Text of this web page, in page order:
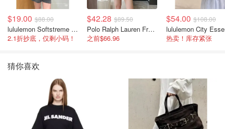
$19.00 $88.00
lululemon Softstreme 女士高腰短裤 10cm
2.1折抄底，仅剩小码！
$42.28 $89.50
Polo Ralph Lauren French Terry 女童连帽卫衣 7-16码
之前$66.96
$54.00 $108.00
热卖！库存紧张
猜你喜欢